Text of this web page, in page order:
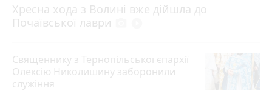
Хресна хода з Волині вже дійшла до
Почаївської лаври
Священнику з Тернопільської єпархії
Олексію Николишину заборонили
служіння